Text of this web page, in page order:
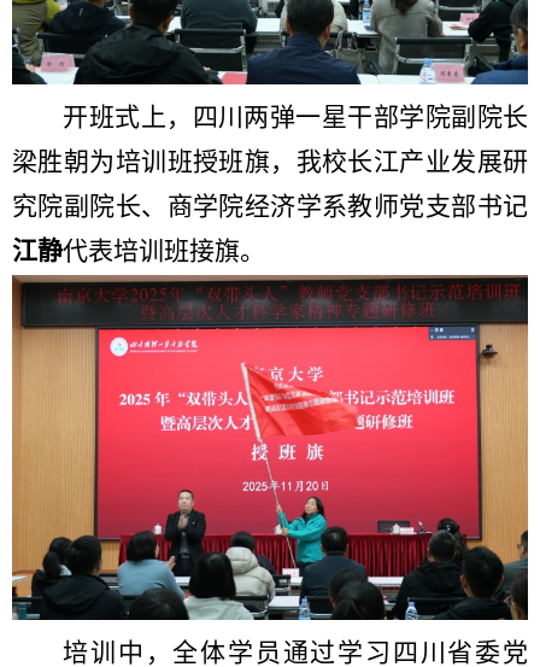
开班式上，四川两弹一星干部学院副院长
梁胜朝为培训班授班旗，我校长江产业发展研
究院副院长、商学院经济学系教师党支部书记
江静代表培训班接旗。
培训中，全体学员通过学习四川省委党